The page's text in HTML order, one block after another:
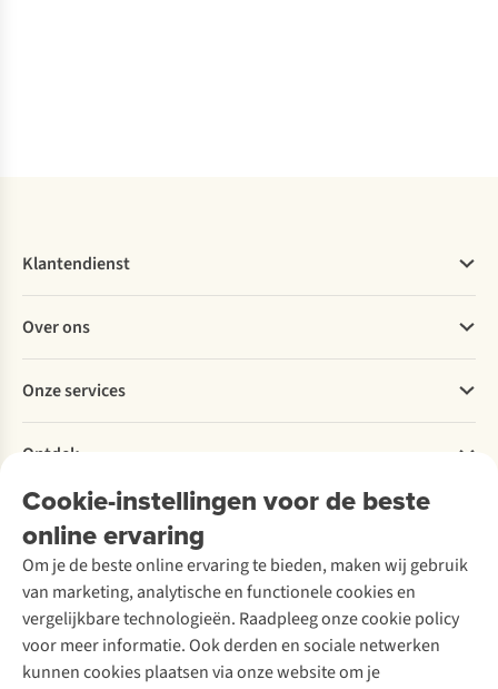
Cookie-instellingen voor de beste
online ervaring
Om je de beste online ervaring te bieden, maken wij gebruik
van marketing, analytische en functionele cookies en
vergelijkbare technologieën. Raadpleeg onze cookie policy
voor meer informatie. Ook derden en sociale netwerken
kunnen cookies plaatsen via onze website om je
Klantendienst
Bestellen
Betalen
Levering
Retourneren
Bestelling herroepen
Garantie
Contact
Over ons
Explore More
Verantwoord ondernemen
Over Ayacucho
Onze winkels
Over A.S.Adventure
Toegankelijkheidsverklaring
Onze services
Ski-onderhoud
Wasservice
Schoenonderhoud
Schoenherstelling
Kledingherstelling
Retouches
Voor bedrijven
Ontdek
A.S.Magazine
Podcast
Explore Academy
Explore Camp
Gear Check
Inspiratie & advies
Meld je aan voor de nieuwsbrief
Follow us